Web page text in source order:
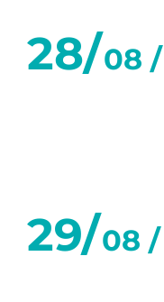
28/08 /
29/08 /